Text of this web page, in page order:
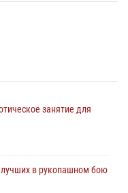
занятие для
в рукопашном бою